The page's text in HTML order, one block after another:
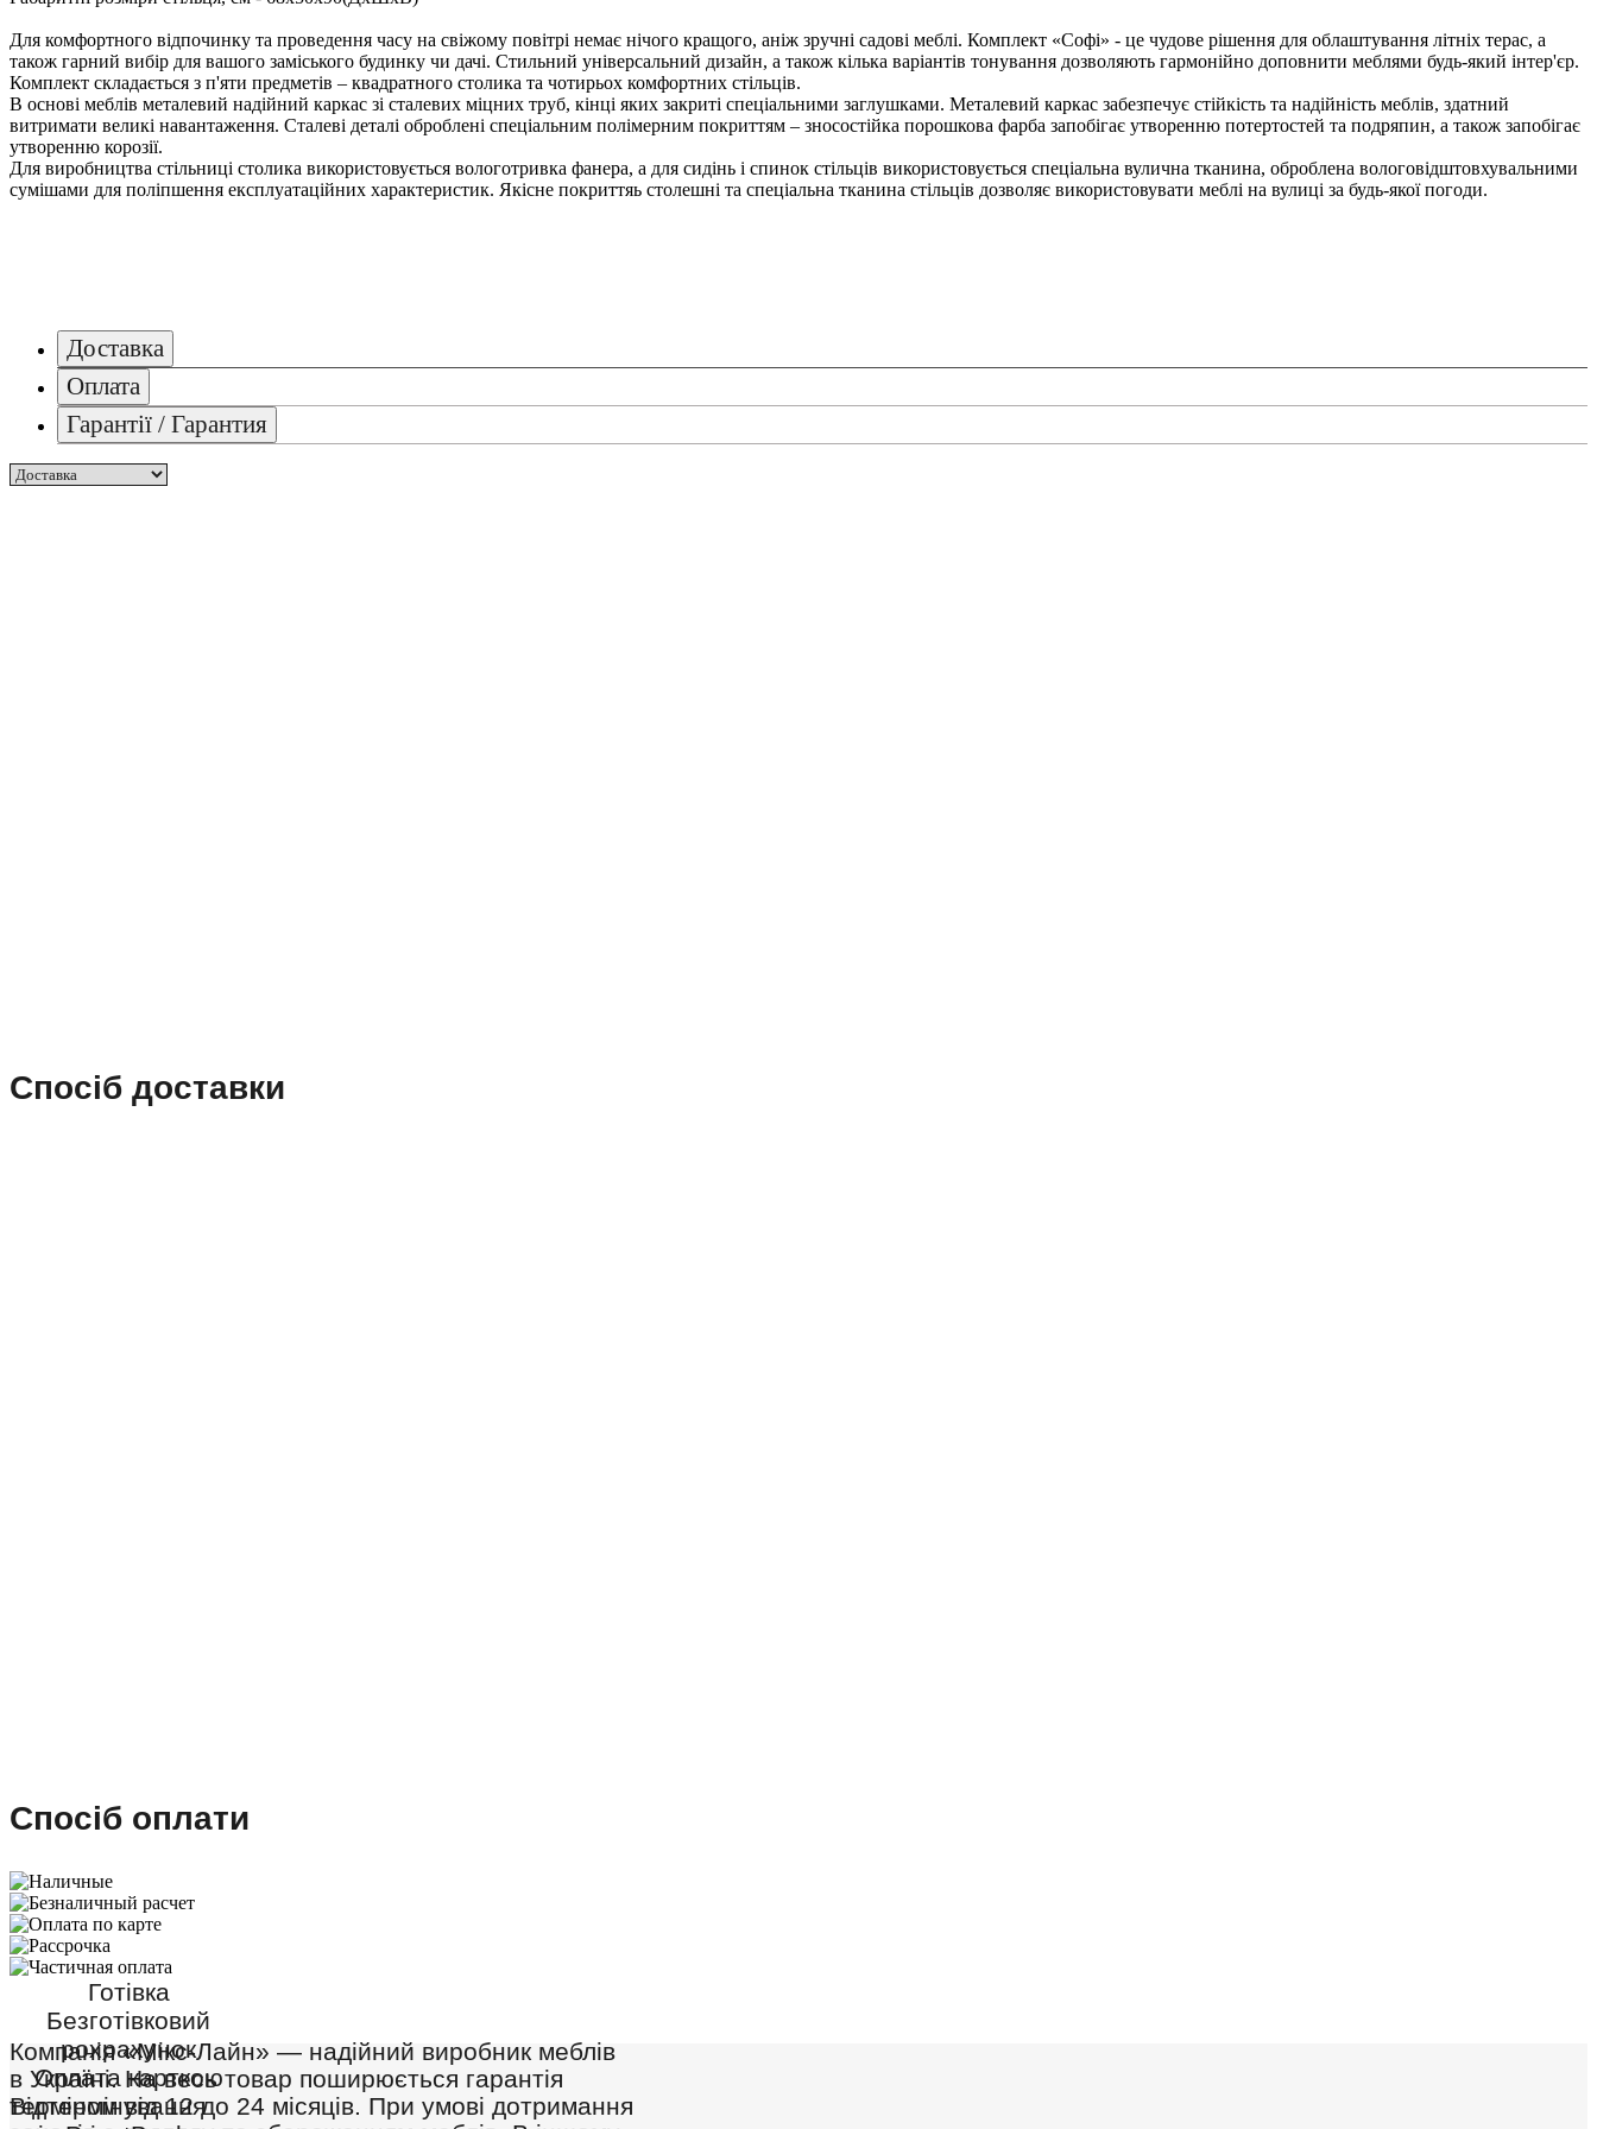
Для комфортного відпочинку та проведення часу на свіжому повітрі немає нічого кращого, аніж зручні садові меблі. Комплект «Софі» - це чудове рішення для облаштування літніх терас, а
також гарний вибір для вашого заміського будинку чи дачі. Стильний універсальний дизайн, а також кілька варіантів тонування дозволяють гармонійно доповнити меблями будь-який інтер'єр.
Комплект складається з п'яти предметів – квадратного столика та чотирьох комфортних стільців.
В основі меблів металевий надійний каркас зі сталевих міцних труб, кінці яких закриті спеціальними заглушками. Металевий каркас забезпечує стійкість та надійність меблів, здатний
витримати великі навантаження. Сталеві деталі оброблені спеціальним полімерним покриттям – зносостійка порошкова фарба запобігає утворенню потертостей та подряпин, а також запобігає
утворенню корозії.
Для виробництва стільниці столика використовується вологотривка фанера, а для сидінь і спинок стільців використовується спеціальна вулична тканина, оброблена вологовідштовхувальними
сумішами для поліпшення експлуатаційних характеристик. Якісне покриттяь столешні та спеціальна тканина стільців дозволяє використовувати меблі на вулиці за будь-якої погоди.
Доставка
Оплата
Гарантії / Гарантия
Спосіб доставки
Спосіб оплати
Готівка
Безготівковий
рохрахунок
Оплата карткою
Відтермінування
Компанія «Мікс-Лайн» — надійний виробник меблів
в Україні. На весь товар поширюється гарантія
терміном від 12 до 24 місяців. При умові дотримання